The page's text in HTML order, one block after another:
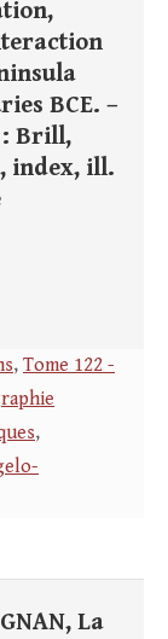
BCE. –
: Brill,
index, ill.
, Tome 122 -
,
La